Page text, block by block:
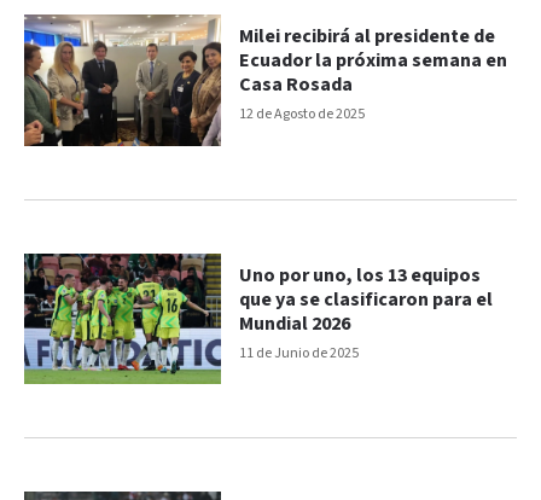
12 de Agosto de 2025
Milei recibirá al presidente de
Ecuador la próxima semana en
Casa Rosada
11 de Junio de 2025
Uno por uno, los 13 equipos
que ya se clasificaron para el
Mundial 2026